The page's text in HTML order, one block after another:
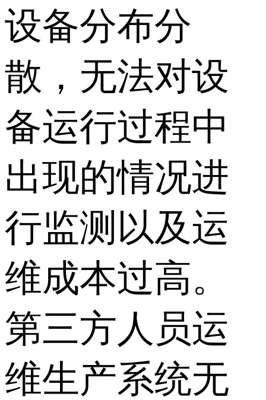
设备分布分
散，无法对设
备运行过程中
出现的情况进
行监测以及运
维成本过高。
第三方人员运
维生产系统无